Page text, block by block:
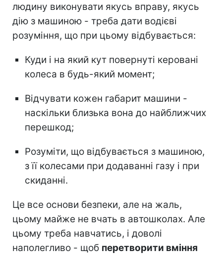
людину виконувати якусь вправу, якусь
дію з машиною - треба дати водієві
розуміння, що при цьому відбувається:
Куди і на який кут повернуті керовані
колеса в будь-який момент;
Відчувати кожен габарит машини -
наскільки близька вона до найближчих
перешкод;
Розуміти, що відбувається з машиною,
з її колесами при додаванні газу і при
скиданні.
Це все основи безпеки, але на жаль,
цьому майже не вчать в автошколах. Але
цьому треба навчатись, і доволі
наполегливо - щоб перетворити вміння